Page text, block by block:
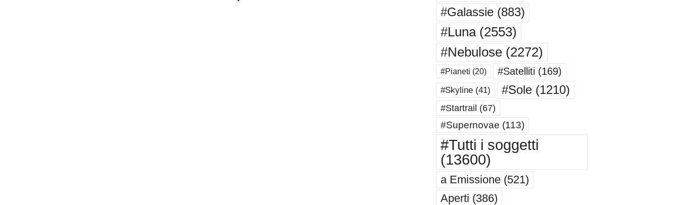
#Galassie(883)
#Luna(2553)
#Nebulose(2272)
#Pianeti (20) #Satelliti (169)
#Skyline(41) #Sole(1210)
#Startrail (67)
#Supernovae (113)
#Tutti i soggetti
(13600)
a Emissione(521)
Aperti (386)